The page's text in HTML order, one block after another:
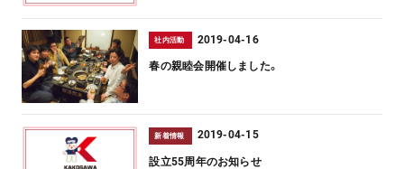
社内活動 2019-04-16
春の親睦会開催しました。
新着情報 2019-04-15
設立55周年のお知らせ